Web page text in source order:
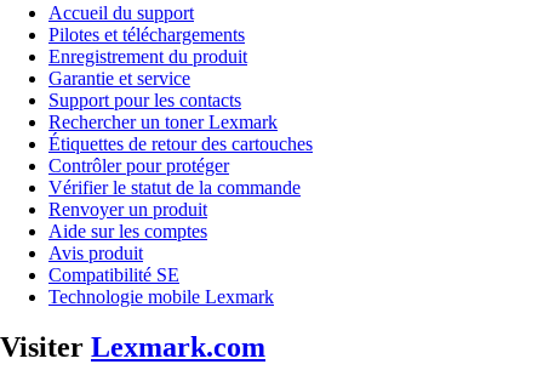
Accueil du support
Pilotes et téléchargements
Enregistrement du produit
Garantie et service
Support pour les contacts
Rechercher un toner Lexmark
Étiquettes de retour des cartouches
Contrôler pour protéger
Vérifier le statut de la commande
Renvoyer un produit
Aide sur les comptes
Avis produit
Compatibilité SE
Technologie mobile Lexmark
Visiter Lexmark.com